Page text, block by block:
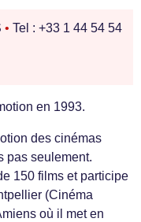
• Tel : +33 1 44 54 54
en 1993.
des cinémas
pas seulement.
150 films et participe
(Cinéma
où il met en